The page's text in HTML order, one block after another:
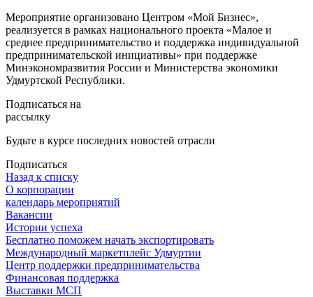
Мероприятие организовано Центром «Мой Бизнес»,
реализуется в рамках национального проекта «Малое и
среднее предпринимательство и поддержка индивидуальной
предпринимательской инициативы» при поддержке
Минэкономразвития России и Министерства экономики
Удмуртской Республики.
Подписаться на
рассылку
Будьте в курсе последних новостей отрасли
Подписаться
Назад к списку
О корпорации
календарь мероприятий
Вакансии
Истории успеха
Бесплатно поможем начать экспортировать
Международный маркетплейс Удмуртии
Центр поддержки предпринимательства
Финансовая поддержка
Выставки МСП